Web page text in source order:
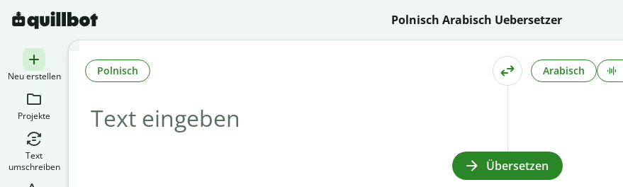
Polnisch Arabisch Uebersetzer
Neu erstellen
Projekte
Text
umschreiben
Polnisch Arabisch
Übersetzen